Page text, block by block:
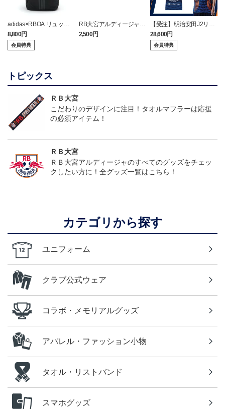
adidas×RBOA リュック
（選手着用モデル）
8,800円
会員特典
RB大宮アルディージャ
ピカチュウ タオルマフラ
ー
2,500円
【受注】明治安田J2リー
グ TODAY'S HEROユニフ
ォーム（8/8 アルビレッ
クス新潟戦）
28,600円
会員特典
トピックス
ＲＢ大宮
こだわりのデザインに注目！タオルマフラーは応援
の必須アイテム！
ＲＢ大宮
ＲＢ大宮アルディージャのすべてのグッズをチェッ
クしたい方に！全グッズ一覧はこちら！
カテゴリから探す
ユニフォーム
クラブ公式ウェア
コラボ・メモリアルグッズ
アパレル・ファッション小物
タオル・リストバンド
スマホグッズ